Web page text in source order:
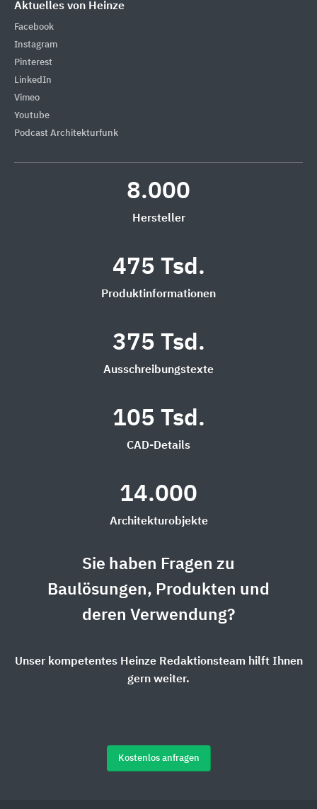
Aktuelles von Heinze
Facebook
Instagram
Pinterest
LinkedIn
Vimeo
Youtube
Podcast Architekturfunk
8.000
Hersteller
475 Tsd.
Produktinformationen
375 Tsd.
Ausschreibungstexte
105 Tsd.
CAD-Details
14.000
Architekturobjekte
Sie haben Fragen zu
Baulösungen, Produkten und
deren Verwendung?
Unser kompetentes Heinze Redaktionsteam hilft Ihnen
gern weiter.
Kostenlos anfragen